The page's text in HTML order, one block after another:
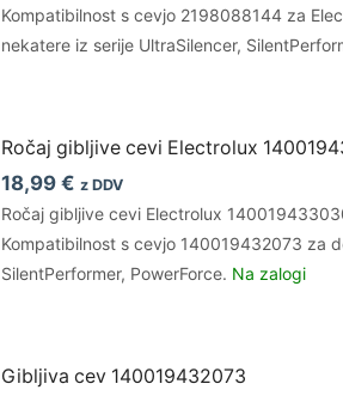
Kompatibilnost s cevjo 2198088144 za
nekatere iz serije UltraSilencer,
Ročaj gibljive cevi Electrolux
18,99 € z DDV
Ročaj gibljive cevi Electrolux
Kompatibilnost s cevjo 140019432073 za
SilentPerformer, PowerForce. Na zalogi
Gibljiva cev 140019432073